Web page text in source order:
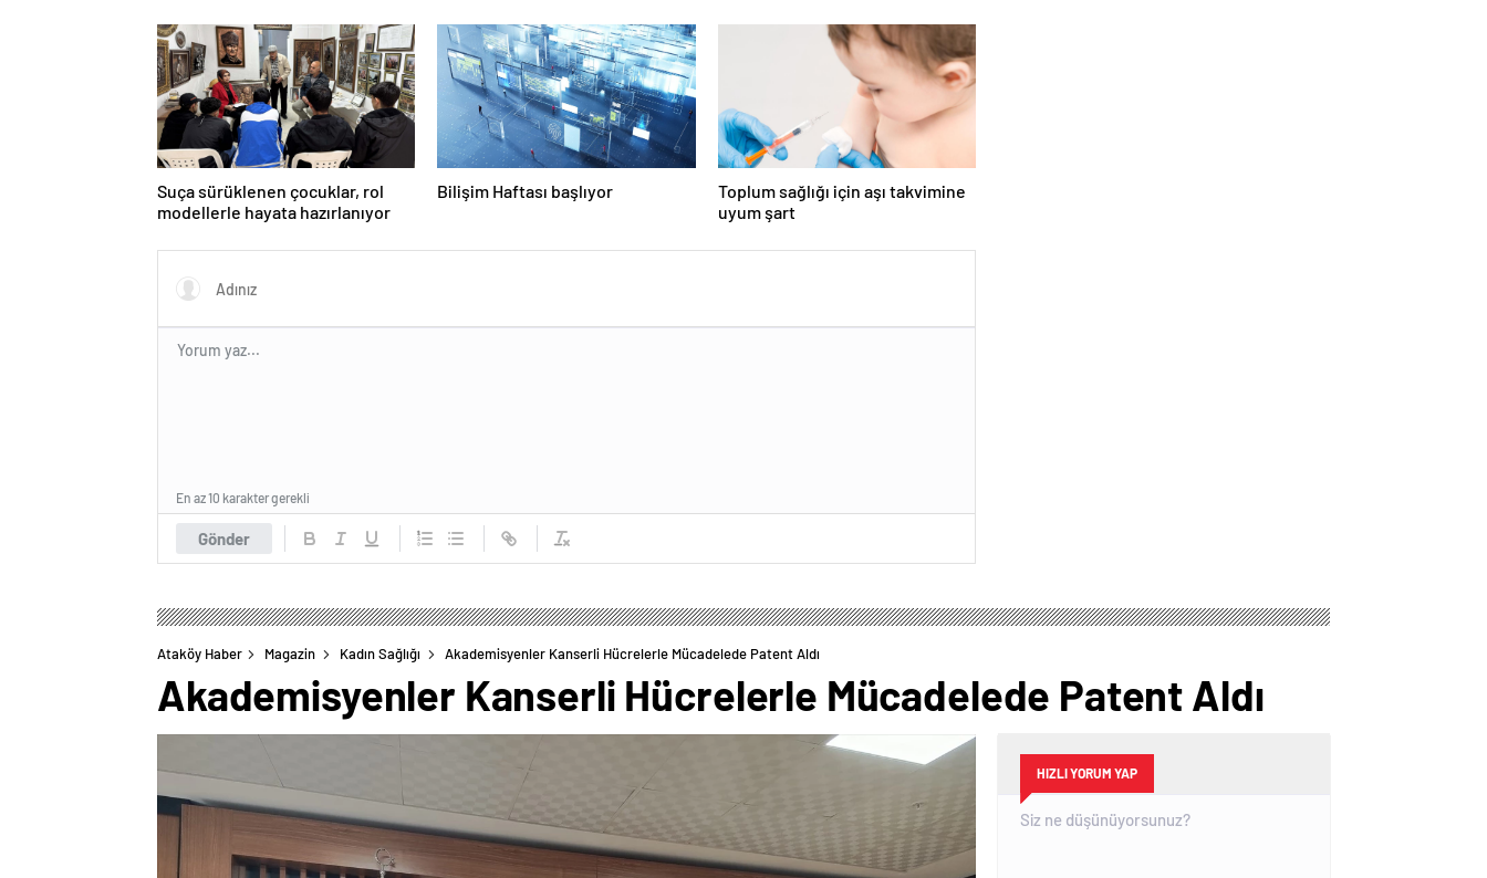
Suça sürüklenen çocuklar, rol
modellerle hayata hazırlanıyor
Bilişim Haftası başlıyor
Toplum sağlığı için aşı takvimine
uyum şart
Gönder
En az 10 karakter gerekli
Ataköy Haber Magazin Kadın Sağlığı Akademisyenler Kanserli Hücrelerle Mücadelede Patent Aldı
Akademisyenler Kanserli Hücrelerle Mücadelede Patent Aldı
HIZLI YORUM YAP